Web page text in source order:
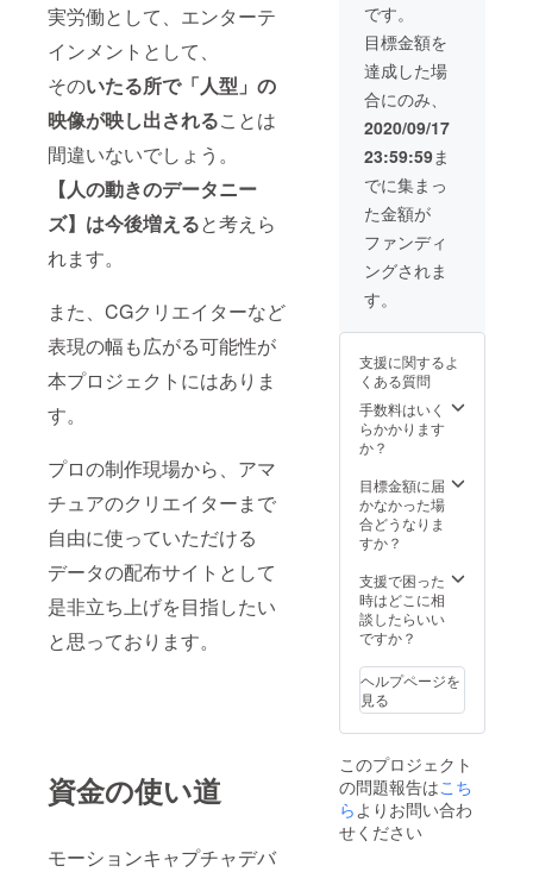
実労働として、エンターテ
インメントとして、
そのいたる所で「人型」の
映像が映し出されることは
間違いないでしょう。
【人の動きのデータニー
ズ】は今後増えると考えら
れます。
また、CGクリエイターなど
表現の幅も広がる可能性が
本プロジェクトにはありま
す。
プロの制作現場から、アマ
チュアのクリエイターまで
自由に使っていただける
データの配布サイトとして
是非立ち上げを目指したい
と思っております。
資金の使い道
モーションキャプチャデバ
ポー
ズ」な
どをお
送りい
ただき
ます。
・活
動報告
メール
サイ
ト構築
の進捗
状況な
たしま
・メイ
ンサ
ポー
ター
ページ
に表記
・オリ
ジナル
ウェア
（Tシャ
ツ＆
パー
カー）
ウェア
エスト
ムーブ
弊社
ダン
範囲
で、リ
クエス
作、
ムーブ
などを
ご提供
ます サ
ポー
ターの
皆様か
ルに
て、
「ご希
望の動
き」
です。
目標金額を
達成した場
合にのみ、
2020/09/17
23:59:59ま
でに集まっ
た金額が
ファンディ
ングされま
す。
支援に関するよ
くある質問
手数料はいく
らかかります
か？
目標金額に届
かなかった場
合どうなりま
すか？
支援で困った
時はどこに相
談したらいい
ですか？
ヘルプページを
見る
このプロジェクト
の問題報告はこち
らよりお問い合わ
せください